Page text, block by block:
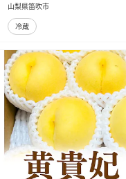
山梨県笛吹市
冷蔵